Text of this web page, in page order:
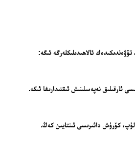
ئالاھىدىلىكلەرگە ئىگە:
ئارقىلىق نەپەسلىنىش ئىقتىدارىغا ئىگە.
كۆرۈش دائىرىسى ئىنتايىن كەڭ.